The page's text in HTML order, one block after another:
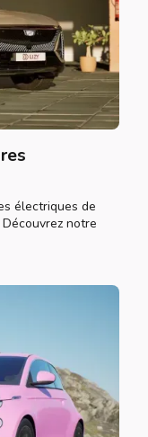
électriques de
notre